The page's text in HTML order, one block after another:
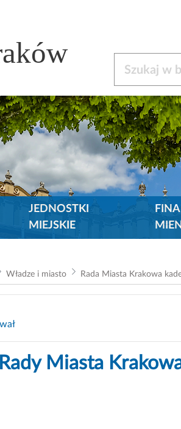
JEDNOSTKI
MIEJSKIE
Władze i miasto Rada Miasta Krakowa
Miasta